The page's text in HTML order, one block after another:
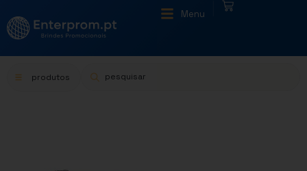
Menu
produtos